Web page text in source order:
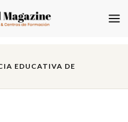
EDUCATIVA DE